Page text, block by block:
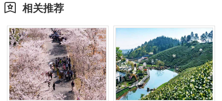
相关推荐